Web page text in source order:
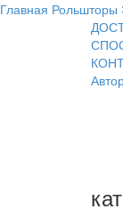
Главная Рольшторы